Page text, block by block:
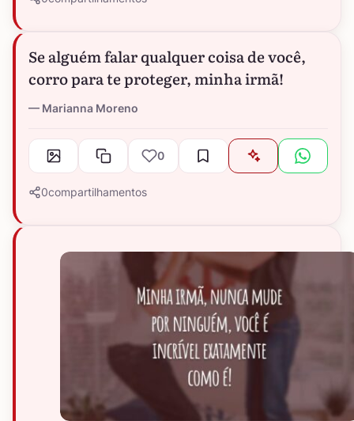
Se alguém falar qualquer coisa de você,
corro para te proteger, minha irmã!
Marianna Moreno
0
0compartilhamentos